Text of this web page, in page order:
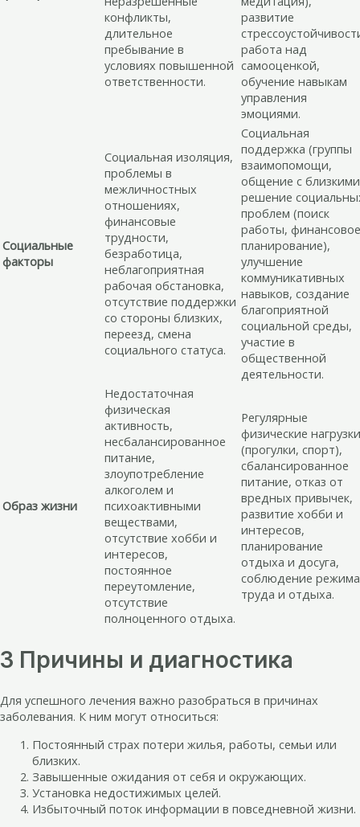
конфликты,
длительное
пребывание в
условиях повышенной
ответственности.
развитие
работа над
самооценкой,
обучение навыкам
управления
эмоциями.
Социальные
факторы
Социальная изоляция,
проблемы в
межличностных
отношениях,
финансовые
трудности,
безработица,
неблагоприятная
рабочая обстановка,
отсутствие поддержки
со стороны близких,
переезд, смена
социального статуса.
Социальная
поддержка (группы
взаимопомощи,
общение с
решение
проблем (поиск
работы, финансовое
планирование),
улучшение
коммуникативных
навыков, создание
благоприятной
социальной среды,
участие в
общественной
деятельности.
Образ жизни
Недостаточная
физическая
активность,
несбалансированное
питание,
злоупотребление
алкоголем и
психоактивными
веществами,
отсутствие хобби и
интересов,
постоянное
переутомление,
отсутствие
полноценного отдыха.
Регулярные
физические нагрузки
(прогулки, спорт),
сбалансированное
питание, отказ от
вредных привычек,
развитие хобби и
интересов,
планирование
отдыха и досуга,
соблюдение режима
труда и отдыха.
3 Причины и диагностика
Для успешного лечения важно разобраться в причинах
заболевания. К ним могут относиться:
Постоянный страх потери жилья, работы, семьи или
близких.
Завышенные ожидания от себя и окружающих.
Установка недостижимых целей.
Избыточный поток информации в повседневной жизни.